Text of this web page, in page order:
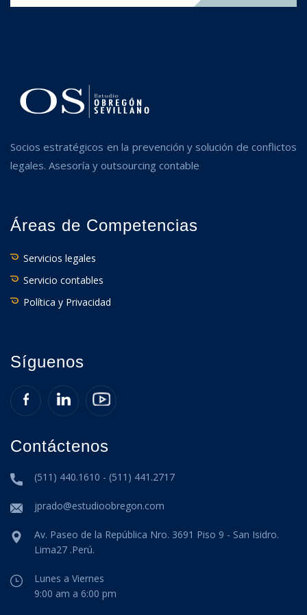
Socios estratégicos en la prevención y solución de conflictos
legales. Asesoría y outsourcing contable
Áreas de Competencias
Servicios legales
Servicio contables
Política y Privacidad
Síguenos
Contáctenos
(511) 440.1610 - (511) 441.2717
jprado@estudioobregon.com
Av. Paseo de la República Nro. 3691 Piso 9 - San Isidro.
Lima27 .Perú.
Lunes a Viernes
9:00 am a 6:00 pm